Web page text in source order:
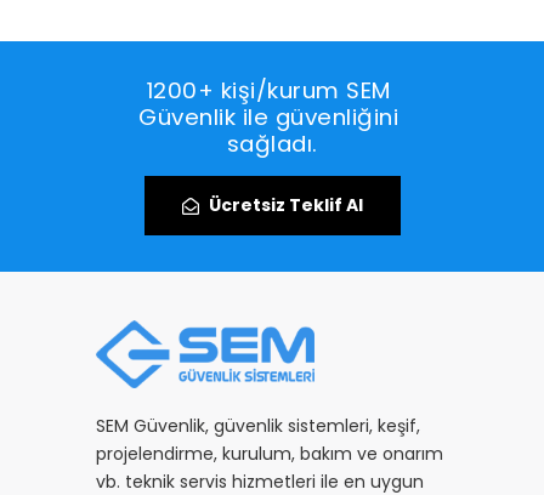
1200+ kişi/kurum SEM
Güvenlik ile güvenliğini
sağladı.
Ücretsiz Teklif Al
SEM Güvenlik, güvenlik sistemleri, keşif,
projelendirme, kurulum, bakım ve onarım
vb. teknik servis hizmetleri ile en uygun